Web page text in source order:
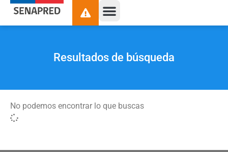
Resultados de búsqueda
No podemos encontrar lo que buscas